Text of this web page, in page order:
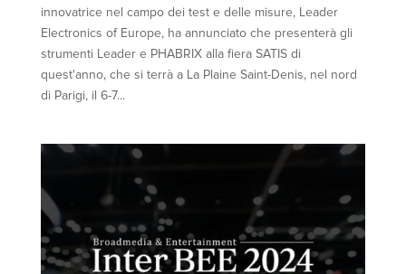
innovatrice nel campo dei test e delle misure, Leader
Electronics of Europe, ha annunciato che presenterà gli
strumenti Leader e PHABRIX alla fiera SATIS di
quest'anno, che si terrà a La Plaine Saint-Denis, nel nord
di Parigi, il 6-7...